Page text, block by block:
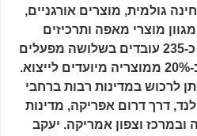
גולמית, מוצרים אורגניים,
מוצרי מאפה ותרכיזים
לשתייה. החברה מעסיקה כ-235 עובדים בשלושה מפעלים
באיזור התעשייה אריאל וכ-20% ממוצריה מיועדים לייצוא.
לרכוש במדינות רבות ברחבי
דרך דרום אפריקה, מדינות
וצפון אמריקה. יעקב